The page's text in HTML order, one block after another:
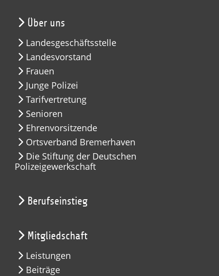
Über uns
Landesgeschäftsstelle
Landesvorstand
Frauen
Junge Polizei
Tarifvertretung
Senioren
Ehrenvorsitzende
Ortsverband Bremerhaven
Die Stiftung der Deutschen
Polizeigewerkschaft
Berufseinstieg
Mitgliedschaft
Leistungen
Beiträge